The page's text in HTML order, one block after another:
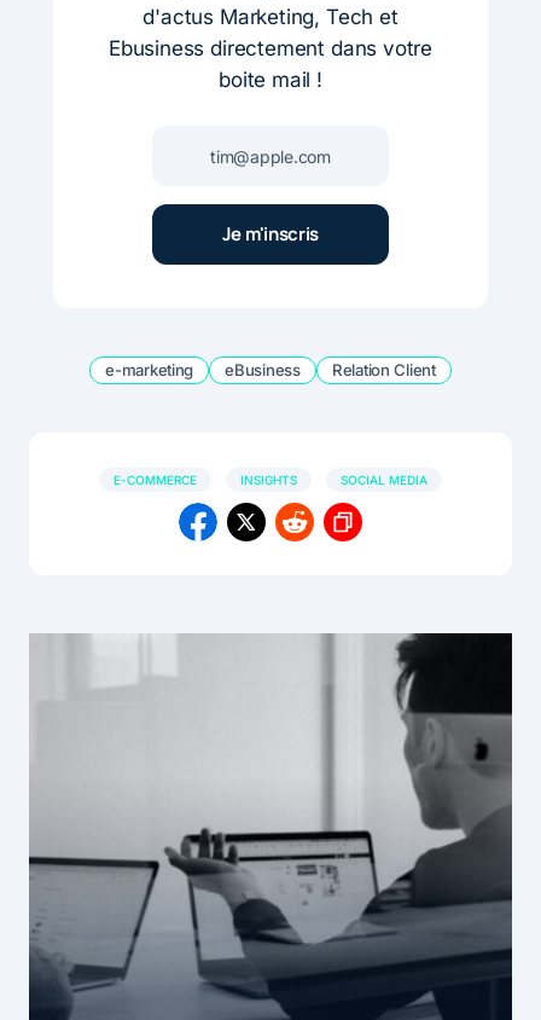
d'actus Marketing, Tech et
Ebusiness directement dans votre
boite mail !
e-marketing eBusiness Relation Client
E-COMMERCE INSIGHTS SOCIAL MEDIA